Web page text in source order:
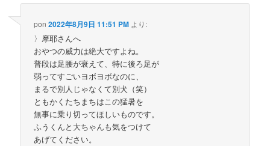
pon 2022年8月9日 11:51 PM より:
〉摩耶さんへ
おやつの威力は絶大ですよね。
普段は足腰が衰えて、特に後ろ足が
弱ってすごいヨボヨボなのに、
まるで別人じゃなくて別犬（笑）
ともかくたちまちはこの猛暑を
無事に乗り切ってほしいものです。
ふうくんと大ちゃんも気をつけて
あげてください。